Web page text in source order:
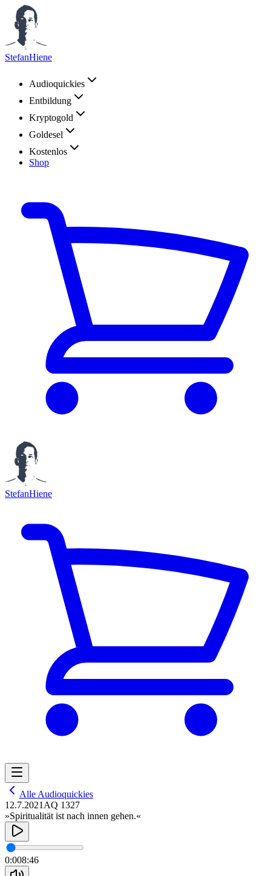
StefanHiene
Audioquickies
Entbildung
Kryptogold
Goldesel
Kostenlos
Shop
StefanHiene
Alle Audioquickies
12.7.2021 AQ 1327
»Spiritualität ist nach innen gehen.«
0:008:46